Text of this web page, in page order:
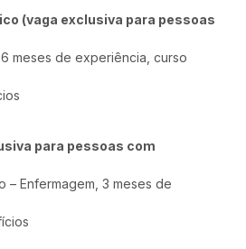
(vaga exclusiva para pessoas
meses de experiência, curso
para pessoas com
– Enfermagem, 3 meses de